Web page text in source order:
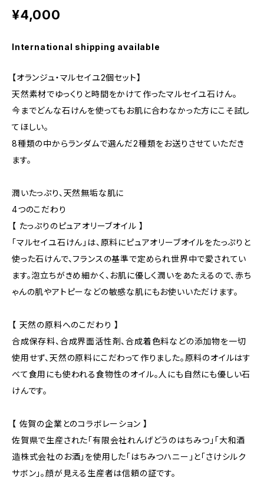
¥4,000
International shipping available
【オランジュ・マルセイユ2個セット】
天然素材でゆっくりと時間をかけて作ったマルセイユ石けん。
今までどんな石けんを使ってもお肌に合わなかった方にこそ試し
てほしい。
8種類の中からランダムで選んだ2種類をお送りさせていただき
ます。
潤いたっぷり、天然無垢な肌に
4つのこだわり
【 たっぷりのピュアオリーブオイル 】
「マルセイユ石けん」は、原料にピュアオリーブオイルをたっぷりと
使った石けんで、フランスの基準で定められ世界中で愛されてい
ます。泡立ちがきめ細かく、お肌に優しく潤いをあたえるので、赤ち
ゃんの肌やアトピーなどの敏感な肌にもお使いいただけます。
【 天然の原料へのこだわり 】
合成保存料、合成界面活性剤、合成着色料などの添加物を一切
使用せず、天然の原料にこだわって作りました。原料のオイルはす
べて食用にも使われる食物性のオイル。人にも自然にも優しい石
けんです。
【 佐賀の企業とのコラボレーション 】
佐賀県で生産された「有限会社れんげどうのはちみつ」「大和酒
造株式会社のお酒」を使用した「はちみつハニー」と「さけシルク
サボン」。顔が見える生産者は信頼の証です。